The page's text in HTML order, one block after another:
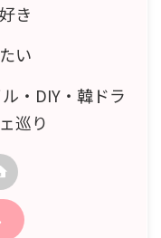
き
い
・DIY・韓ドラ
巡り